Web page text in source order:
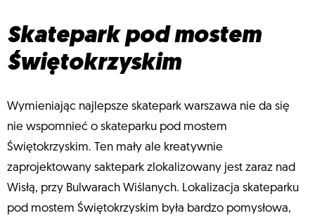
Skatepark pod mostem
Świętokrzyskim
Wymieniając najlepsze skatepark warszawa nie da się
nie wspomnieć o skateparku pod mostem
Świętokrzyskim. Ten mały ale kreatywnie
zaprojektowany saktepark zlokalizowany jest zaraz nad
Wisłą, przy Bulwarach Wiślanych. Lokalizacja skateparku
pod mostem Świętokrzyskim była bardzo pomysłowa,